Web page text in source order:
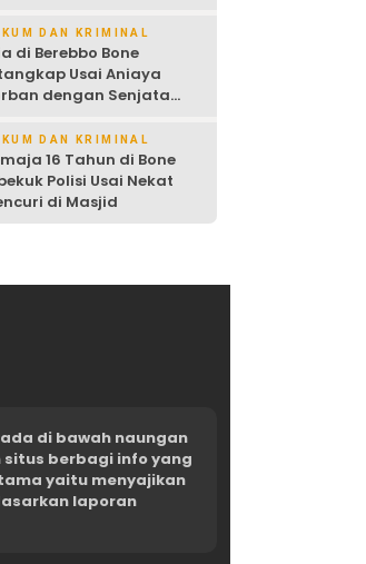
JKNDAN KRIMINAL
di Berebbo Bone
Usai Aniaya
dengan Senjata
DAN KRIMINAL
16 Tahun di Bone
Polisi Usai Nekat
di Masjid
di bawah naungan
situs berbagi info yang
yaitu menyajikan
laporan